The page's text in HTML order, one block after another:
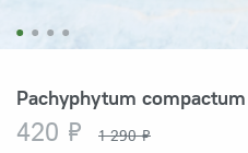
Pachyphytum
420 ₽ 1 290 ₽